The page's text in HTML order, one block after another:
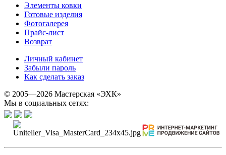
Элементы ковки
Готовые изделия
Фотогалерея
Прайс-лист
Возврат
Личный кабинет
Забыли пароль
Как сделать заказ
© 2005—2026 Мастерская «ЭХК»
Мы в социальных сетях: